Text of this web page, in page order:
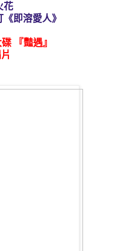
花
即溶愛人》
『豔遇』